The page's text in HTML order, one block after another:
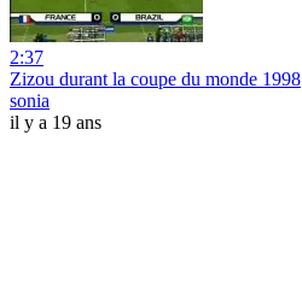
2:37
Zizou durant la coupe du monde 1998
sonia
il y a 19 ans